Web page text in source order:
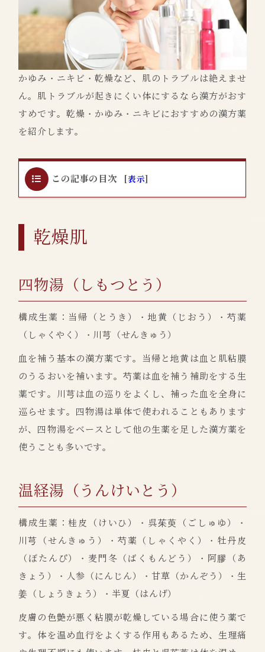
かゆみ・ニキビ・乾燥など、肌のトラブルは絶えませ
ん。肌トラブルが起きにくい体にするなら漢方がおす
すめです。乾燥・かゆみ・ニキビにおすすめの漢方薬
を紹介します。
この記事の目次 表示
乾燥肌
四物湯（しもつとう）
構成生薬：当帰（とうき）・地黄（じおう）・芍薬
（しゃくやく）・川芎（せんきゅう）
血を補う基本の漢方薬です。当帰と地黄は血と肌粘膜
のうるおいを補います。芍薬は血を補う補助をする生
薬です。川芎は血の巡りをよくし、補った血を全身に
巡らせます。四物湯は単体で使われることもあります
が、四物湯をベースとして他の生薬を足した漢方薬を
使うことも多いです。
温経湯（うんけいとう）
構成生薬：桂皮（けいひ）・呉茱萸（ごしゅゆ）・
川芎 （せんきゅう）・芍薬（しゃくやく）・牡丹皮
（ぼたんぴ）・麦門冬（ばくもんどう）・阿膠（あ
きょう）・人参（にんじん）・甘草（かんぞう）・生
姜（しょうきょう）・半夏（はんげ）
皮膚の色艶が悪く粘膜が乾燥している場合に使う薬で
す。体を温め血行をよくする作用もあるため、生理痛